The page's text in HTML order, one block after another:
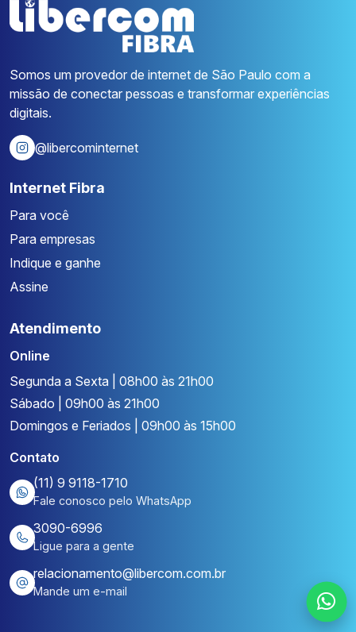
Somos um provedor de internet de São Paulo com a
missão de conectar pessoas e transformar experiências
digitais.
@libercominternet
Internet Fibra
Para você
Para empresas
Indique e ganhe
Assine
Atendimento
Online
Segunda a Sexta | 08h00 às 21h00
Sábado | 09h00 às 21h00
Domingos e Feriados | 09h00 às 15h00
Contato
(11) 9 9118-1710
Fale conosco pelo WhatsApp
3090-6996
Ligue para a gente
relacionamento@libercom.com.br
Mande um e-mail